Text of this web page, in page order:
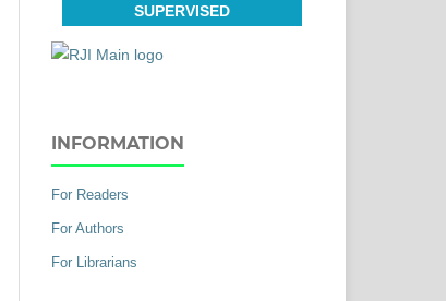
SUPERVISED
INFORMATION
For Readers
For Authors
For Librarians